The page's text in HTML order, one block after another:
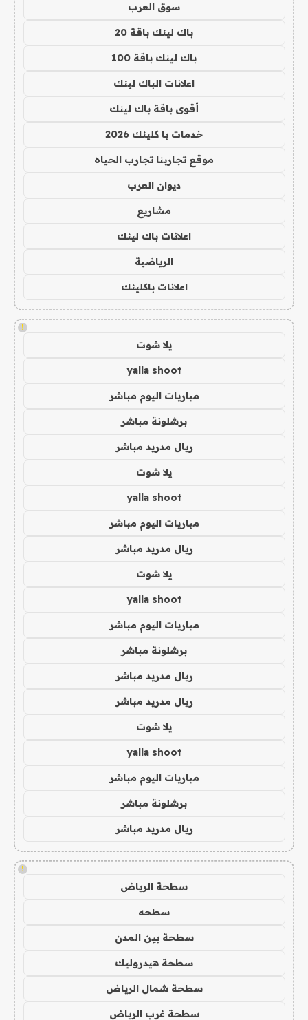
سوق العرب
باك لينك باقة 20
باك لينك باقة 100
اعلانات الباك لينك
أقوى باقة باك لينك
خدمات با كلينك 2026
موقع تجاربنا تجارب الحياه
ديوان العرب
مشاريع
اعلانات باك لينك
الرياضية
اعلانات باكلينك
!
يلا شوت
yalla shoot
مباريات اليوم مباشر
برشلونة مباشر
ريال مدريد مباشر
يلا شوت
yalla shoot
مباريات اليوم مباشر
ريال مدريد مباشر
يلا شوت
yalla shoot
مباريات اليوم مباشر
برشلونة مباشر
ريال مدريد مباشر
ريال مدريد مباشر
يلا شوت
yalla shoot
مباريات اليوم مباشر
برشلونة مباشر
ريال مدريد مباشر
!
سطحة الرياض
سطحه
سطحة بين المدن
سطحة هيدروليك
سطحة شمال الرياض
سطحة غرب الرياض